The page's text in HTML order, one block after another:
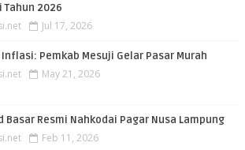
Tahun 2026
Jul 17, 2026
Inflasi: Pemkab Mesuji Gelar Pasar Murah
May 21, 2026
Basar Resmi Nahkodai Pagar Nusa Lampung
Feb 11, 2026